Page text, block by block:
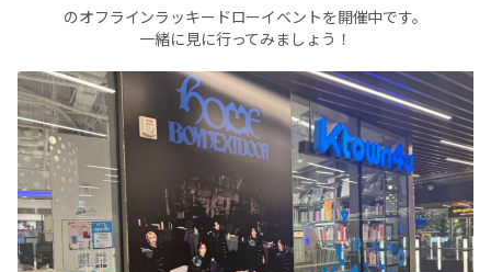
のオフラインラッキードローイベントを開催中です。
一緒に見に行ってみましょう！